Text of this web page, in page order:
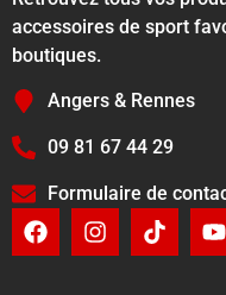
accessoires de sport
boutiques.
Angers & Rennes
09 81 67 44 29
Formulaire de